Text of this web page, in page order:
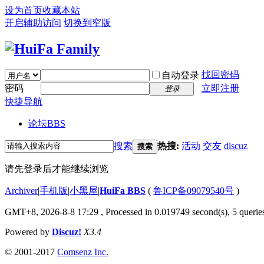
设为首页收藏本站
开启辅助访问 切换到窄版
自动登录 找回密码
密码
登录
立即注册
快捷导航
论坛BBS
搜索 搜索 热搜: 活动 交友 discuz
请先登录后才能继续浏览
Archiver|手机版|小黑屋|HuiFa BBS ( 鲁ICP备09079540号 )
GMT+8, 2026-8-8 17:29 , Processed in 0.019749 second(s), 5
Powered by Discuz! X3.4
© 2001-2017 Comsenz Inc.